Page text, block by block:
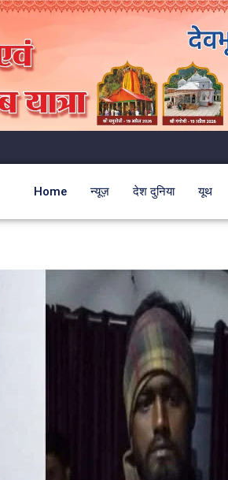
Home न्यूज़ देश दुनिया यूथ